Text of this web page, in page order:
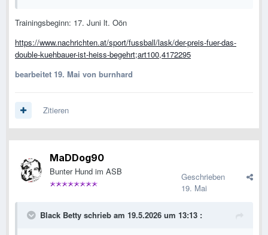
Trainingsbeginn: 17. Juni lt. Oön
https://www.nachrichten.at/sport/fussball/lask/der-preis-fuer-das-
double-kuehbauer-ist-heiss-begehrt;art100,4172295
bearbeitet 19. Mai von burnhard
Zitieren
MaDDog90
Bunter Hund im ASB
Geschrieben
19. Mai
Black Betty schrieb am 19.5.2026 um 13:13 :